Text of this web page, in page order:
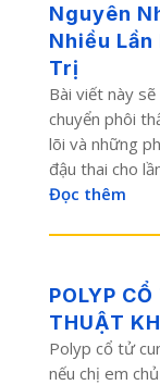
Nguyên
Nhiều Lần
Trị
Bài viết này
chuyển phôi
lõi và những
đậu thai cho
Đọc thêm
POLYP
THUẬT
Polyp cổ tử
nếu chị em